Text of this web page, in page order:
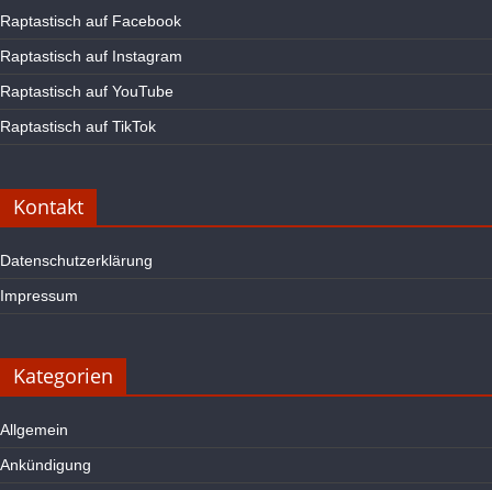
Raptastisch auf Facebook
Raptastisch auf Instagram
Raptastisch auf YouTube
Raptastisch auf TikTok
Kontakt
Datenschutzerklärung
Impressum
Kategorien
Allgemein
Ankündigung